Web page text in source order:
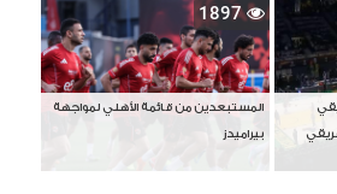
1897
المستبعدين من قائمة الأهلي لمواجهة
بيراميدز